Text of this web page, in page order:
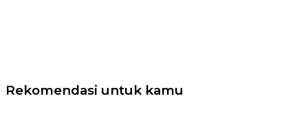
Rekomendasi untuk kamu